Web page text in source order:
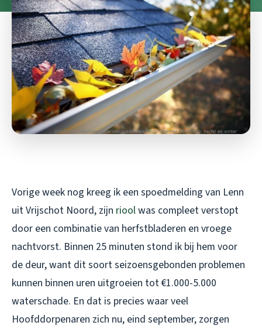
Vorige week nog kreeg ik een spoedmelding van Lenn
uit Vrijschot Noord, zijn rioolwas compleet verstopt
door een combinatie van herfstbladeren en vroege
nachtvorst. Binnen 25 minuten stond ik bij hem voor
de deur, want dit soort seizoensgebonden problemen
kunnen binnen uren uitgroeien tot €1.000-5.000
waterschade. En dat is precies waar veel
Hoofddorpenaren zich nu, eind september, zorgen